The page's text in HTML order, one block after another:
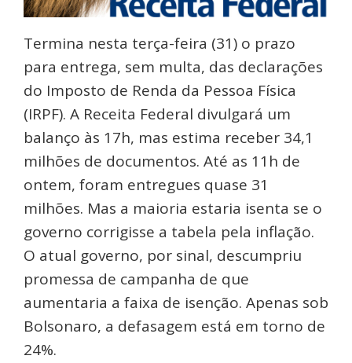
Termina nesta terça-feira (31) o prazo
para entrega, sem multa, das declarações
do Imposto de Renda da Pessoa Física
(IRPF). A Receita Federal divulgará um
balanço às 17h, mas estima receber 34,1
milhões de documentos. Até as 11h de
ontem, foram entregues quase 31
milhões. Mas a maioria estaria isenta se o
governo corrigisse a tabela pela inflação.
O atual governo, por sinal, descumpriu
promessa de campanha de que
aumentaria a faixa de isenção. Apenas sob
Bolsonaro, a defasagem está em torno de
24%.